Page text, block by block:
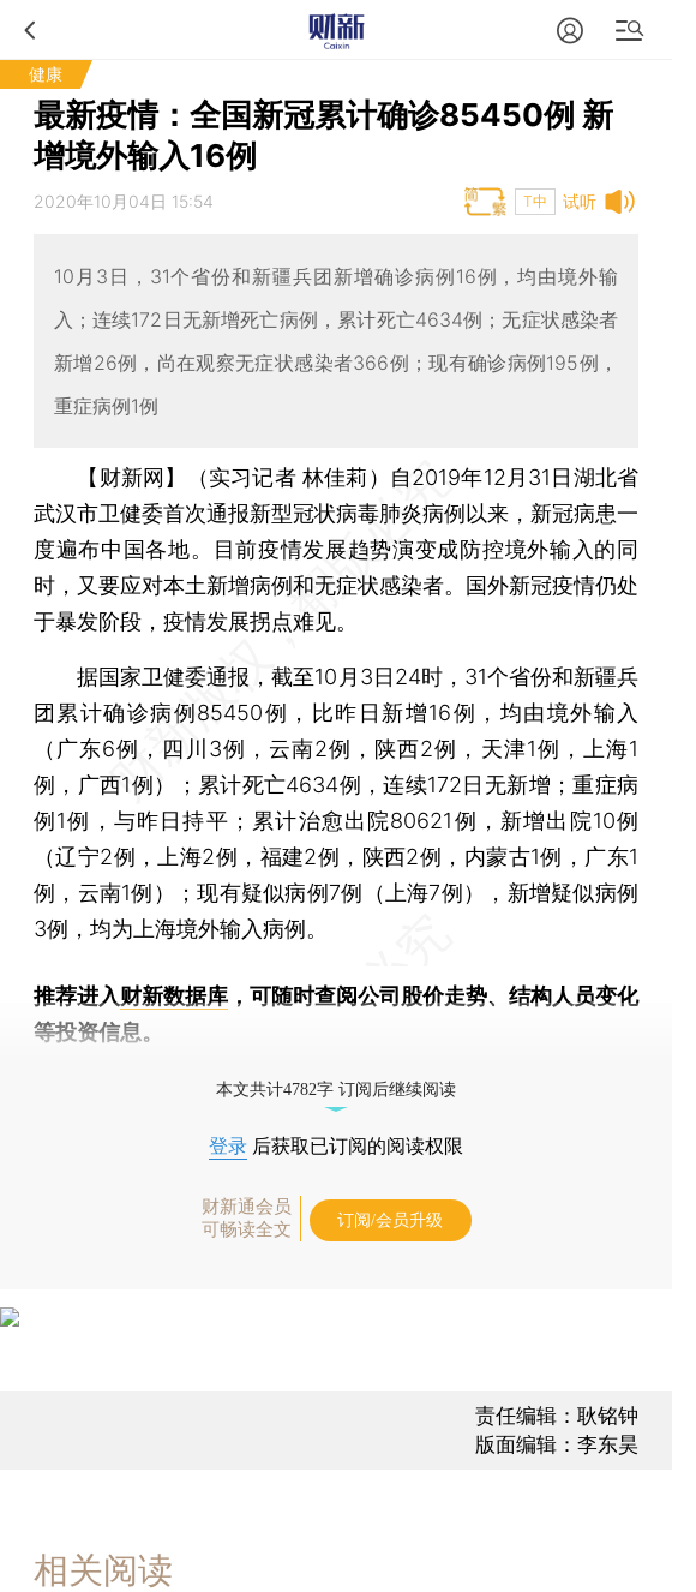
健康
最新疫情：全国新冠累计确诊85450例 新
增境外输入16例
试听
2020年10月04日 15:54 T中
10月3日，31个省份和新疆兵团新增确诊病例16例，均由境外输
入；连续172日无新增死亡病例，累计死亡4634例；无症状感染者
新增26例，尚在观察无症状感染者366例；现有确诊病例195例，
重症病例1例
【财新网】（实习记者 林佳莉） 自2019年12月31日湖北省
武汉市卫健委首次通报新型冠状病毒肺炎病例以来，新冠病患一
度遍布中国各地。目前疫情发展趋势演变成防控境外输入的同
时，又要应对本土新增病例和无症状感染者。国外新冠疫情仍处
于暴发阶段，疫情发展拐点难见。
据国家卫健委通报，截至10月3日24时，31个省份和新疆兵
团累计确诊病例85450例，比昨日新增16例，均由境外输入
（广东6例，四川3例，云南2例，陕西2例，天津1例，上海1
例，广西1例）；累计死亡4634例，连续172日无新增；重症病
例1例，与昨日持平；累计治愈出院80621例，新增出院10例
（辽宁2例，上海2例，福建2例，陕西2例，内蒙古1例，广东1
例，云南1例）；现有疑似病例7例（上海7例），新增疑似病例
3例，均为上海境外输入病例。
推荐进入财新数据库 ，可随时查阅公司股价走势、结构人员变化
等投资信息。
本文共计4782字 订阅后继续阅读
登录 后获取已订阅的阅读权限
财新通会员
可畅读全文
订阅/会员升级
责任编辑：耿铭钟
版面编辑：李东昊
相关阅读